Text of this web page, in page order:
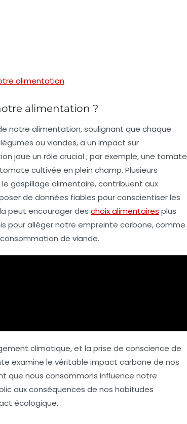
alimentation
alimentation ?
notre alimentation, soulignant que chaque
ou viandes, a un impact sur
joue un rôle crucial ; par exemple, une tomate
cultivée en plein champ. Plusieurs
gaspillage alimentaire, contribuent aux
de données fiables pour conscientiser les
peut encourager des choix alimentaires plus
pour alléger notre empreinte carbone, comme
de viande.
climatique, et la prise de conscience de
examine le véritable impact carbone de nos
que nous consommons influence notre
aux conséquences de nos habitudes
écologique.